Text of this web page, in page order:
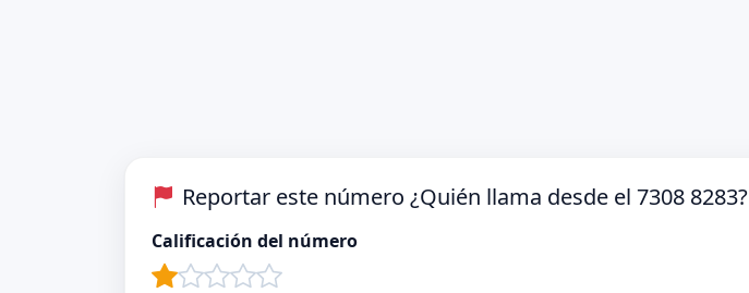
Reportar este número ¿Quién llama desde el 7308 8283?
Calificación del número